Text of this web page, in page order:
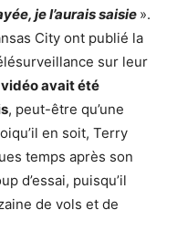
je l’aurais saisie ».
City ont publié la
sur leur
vidéo avait été
, peut-être qu’une
en soit, Terry
temps après son
d’essai, puisqu’il
de vols et de